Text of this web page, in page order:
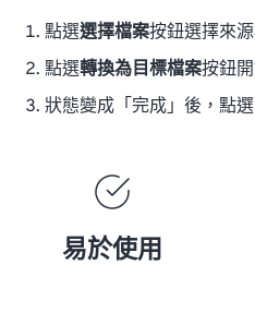
點選選擇檔案按鈕選擇來源
點選轉換為目標檔案按鈕
狀態變成「完成」後，點選
易於使用